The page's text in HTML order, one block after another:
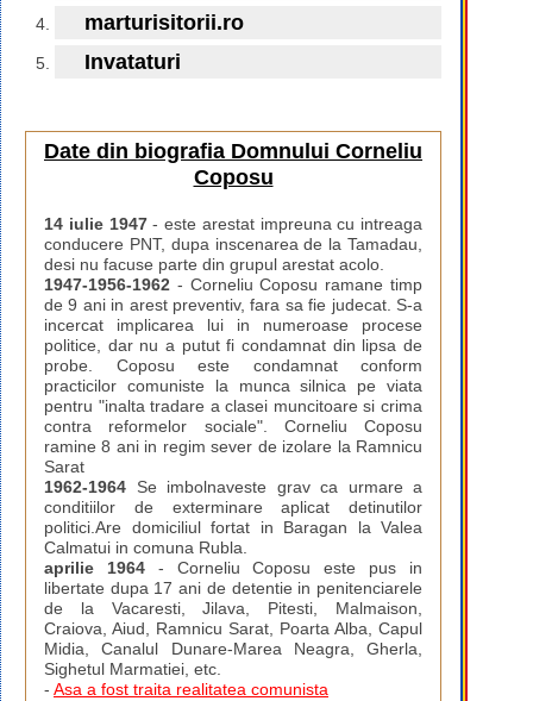
marturisitorii.ro
Invataturi
Date din biografia Domnului Corneliu
Coposu
14 iulie 1947- este arestat impreuna cu intreaga
conducere PNT, dupa inscenarea de la Tamadau,
desi nu facuse parte din grupul arestat acolo.
1947-1956-1962 - Corneliu Coposu ramane timp
de 9 ani in arest preventiv, fara sa fie judecat. S-a
incercat implicarea lui in numeroase procese
politice, dar nu a putut fi condamnat din lipsa de
probe. Coposu este condamnat conform
practicilor comuniste la munca silnica pe viata
pentru "inalta tradare a clasei muncitoare si crima
contra reformelor sociale". Corneliu Coposu
ramine 8 ani in regim sever de izolare la Ramnicu
Sarat
1962-1964 Se imbolnaveste grav ca urmare a
conditiilor de exterminare aplicat detinutilor
politici.Are domiciliul fortat in Baragan la Valea
Calmatui in comuna Rubla.
aprilie 1964- Corneliu Coposu este pus in
libertate dupa 17 ani de detentie in penitenciarele
de la Vacaresti, Jilava, Pitesti, Malmaison,
Craiova, Aiud, Ramnicu Sarat, Poarta Alba, Capul
Midia, Canalul Dunare-Marea Neagra, Gherla,
Sighetul Marmatiei, etc.
- Asa a fost traita realitatea comunista